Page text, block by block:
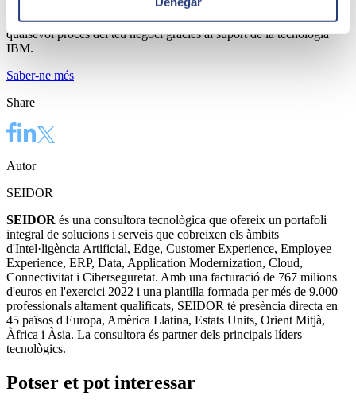
Convertim les teves dades en informació valuosa. Optimitza
qualsevol procés del teu negoci gràcies al suport de la tecnologia
IBM.
Saber-ne més
Share
Autor
SEIDOR
SEIDOR és una consultora tecnològica que ofereix un portafoli
integral de solucions i serveis que cobreixen els àmbits
d'Intel·ligència Artificial, Edge, Customer Experience, Employee
Experience, ERP, Data, Application Modernization, Cloud,
Connectivitat i Ciberseguretat. Amb una facturació de 767 milions
d'euros en l'exercici 2022 i una plantilla formada per més de 9.000
professionals altament qualificats, SEIDOR té presència directa en
45 països d'Europa, Amèrica Llatina, Estats Units, Orient Mitjà,
Àfrica i Àsia. La consultora és partner dels principals líders
tecnològics.
Potser et pot interessar